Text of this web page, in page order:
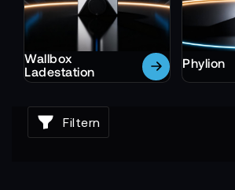
Wallbox
Ladestation
Phylion
Filtern